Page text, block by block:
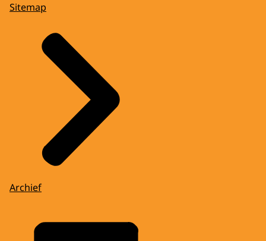
Sitemap
Archief